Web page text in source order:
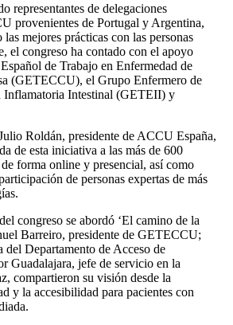
representantes de delegaciones
provenientes de Portugal y Argentina,
mejores prácticas con las personas
el congreso ha contado con el apoyo
de Trabajo en Enfermedad de
(GETECCU), el Grupo Enfermero de
Inflamatoria Intestinal (GETEII) y
Roldán, presidente de ACCU España,
de esta iniciativa a las más de 600
forma online y presencial, así como
de personas expertas de más
congreso se abordó ‘El camino de la
Barreiro, presidente de GETECCU;
del Departamento de Acceso de
Guadalajara, jefe de servicio en la
compartieron su visión desde la
y la accesibilidad para pacientes con